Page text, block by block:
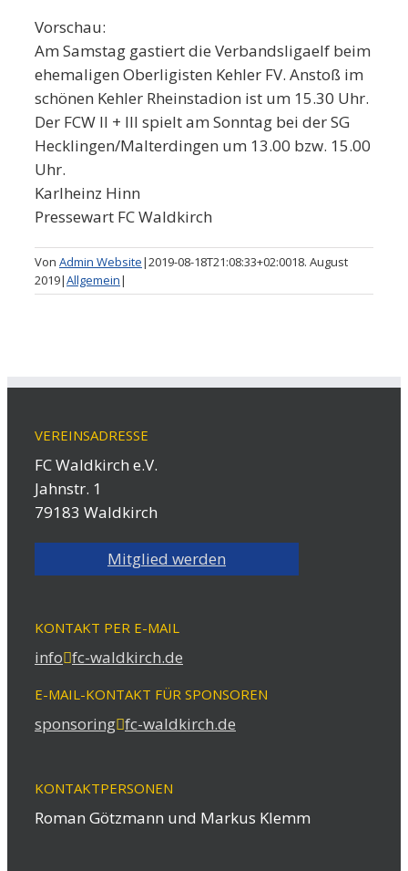
Vorschau:
Am Samstag gastiert die Verbandsligaelf beim
ehemaligen Oberligisten Kehler FV. Anstoß im
schönen Kehler Rheinstadion ist um 15.30 Uhr.
Der FCW II + III spielt am Sonntag bei der SG
Hecklingen/Malterdingen um 13.00 bzw. 15.00
Uhr.
Karlheinz Hinn
Pressewart FC Waldkirch
Von Admin Website|2019-08-18T21:08:33+02:0018. August
2019|Allgemein|
VEREINSADRESSE
FC Waldkirch e.V.
Jahnstr. 1
79183 Waldkirch
Mitglied werden
KONTAKT PER E-MAIL
info fc-waldkirch.de
E-MAIL-KONTAKT FÜR SPONSOREN
sponsoring fc-waldkirch.de
KONTAKTPERSONEN
Roman Götzmann und Markus Klemm